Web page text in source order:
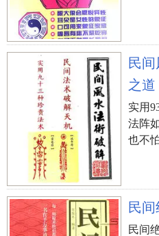
民
之道
实用
法阵
也不
民
民间